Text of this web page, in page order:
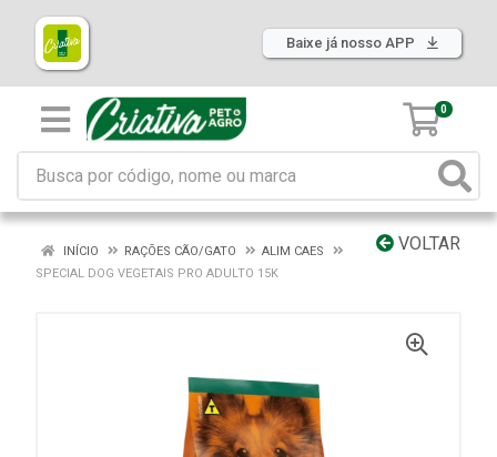
Baixe já nosso APP
0
VOLTAR
INÍCIO RAÇÕES CÃO/GATO
ALIM CAES
SPECIAL DOG VEGETAIS PRO ADULTO 15K